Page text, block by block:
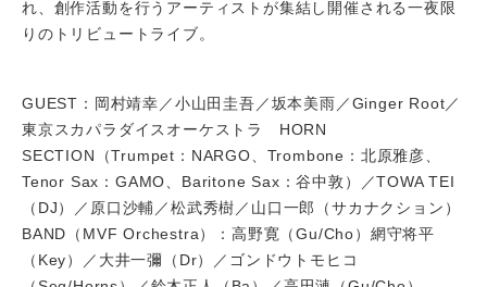
れ、創作活動を行うアーティストが集結し開催される一夜限
りのトリビュートライブ。
GUEST：岡村靖幸／小山田圭吾／坂本美雨／Ginger Root／
東京スカパラダイスオーケストラ HORN
SECTION（Trumpet：NARGO、Trombone：北原雅彦、
Tenor Sax：GAMO、Baritone Sax：谷中敦）／TOWA TEI
（DJ）／原口沙輔／松武秀樹／山口一郎（サカナクション）
BAND（MVF Orchestra）：高野寛（Gu/Cho）網守将平
（Key）／大井一彌（Dr）／ゴンドウトモヒコ